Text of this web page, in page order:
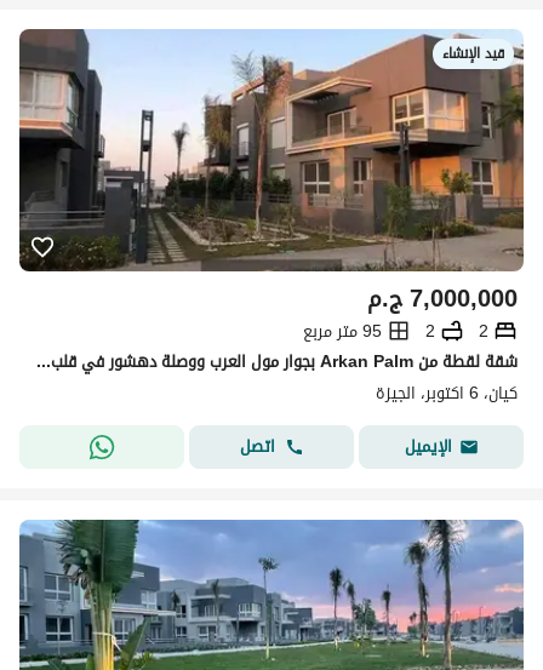
قيد الإنشاء
ج.م7,000,000
2
2
95 متر مربع
شقة لقطة من Arkan Palm بجوار مول العرب ووصلة دهشور في قلب الشيخ زايد
كيان، 6 اكتوبر، الجيزة
الإيميل
اتصل